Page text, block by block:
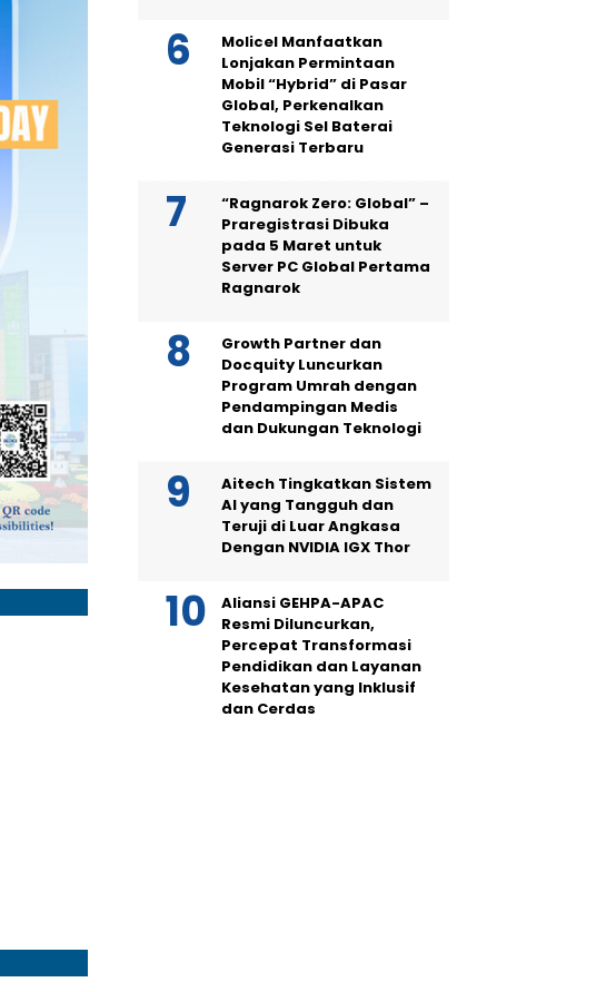
Molicel Manfaatkan
Lonjakan Permintaan
Mobil “Hybrid” di Pasar
Global, Perkenalkan
Teknologi Sel Baterai
Generasi Terbaru
“Ragnarok Zero: Global” –
Praregistrasi Dibuka
pada 5 Maret untuk
Server PC Global Pertama
Ragnarok
Growth Partner dan
Docquity Luncurkan
Program Umrah dengan
Pendampingan Medis
dan Dukungan Teknologi
Aitech Tingkatkan Sistem
AI yang Tangguh dan
Teruji di Luar Angkasa
Dengan NVIDIA IGX Thor
Aliansi GEHPA-APAC
Resmi Diluncurkan,
Percepat Transformasi
Pendidikan dan Layanan
Kesehatan yang Inklusif
dan Cerdas